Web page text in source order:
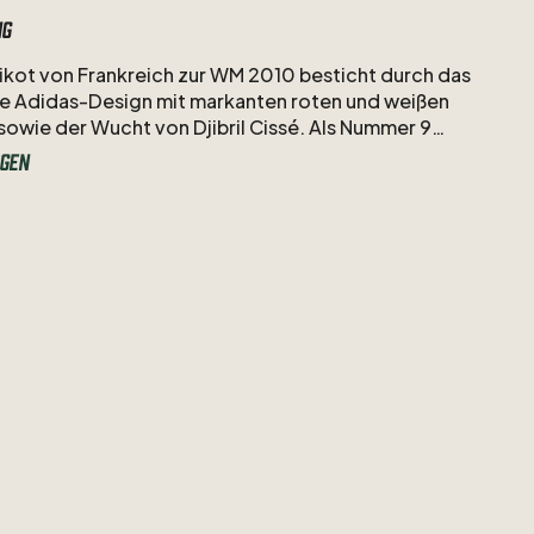
von Frankreich zurWM 2010 besticht durch das
Adidas-Design mit markanten roten undweißen
derWuchtvon Djibril Cissé.AlsNummer9
exzentrische